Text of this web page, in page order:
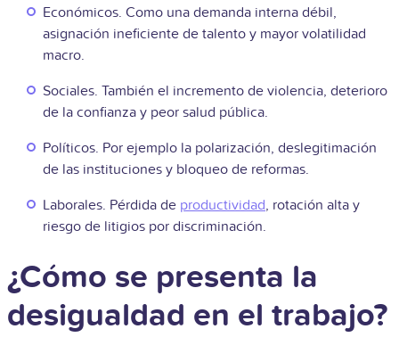
Económicos. Como una demanda interna débil,
asignación ineficiente de talento y mayor volatilidad
macro.
Sociales. También el incremento de violencia, deterioro
de la confianza y peor salud pública.
Políticos. Por ejemplo la polarización, deslegitimación
de las instituciones y bloqueo de reformas.
Laborales. Pérdida de productividad, rotación alta y
riesgo de litigios por discriminación.
¿Cómo se presenta la
desigualdad en el trabajo?